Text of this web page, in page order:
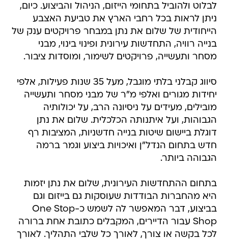
לבלוט ולהוביל בתחומי הייזום, הניהול והביצוע. כיום,
ניתן לראות בכל רחבי הארץ את טביעת האצבע
הייחודית של שלום את נתן במבחר פרויקטים ענק של
בנייה רוויה, התחדשות עירונית ופינוי בינוי, מבני
מסחר ותעשייה, פרויקטים לשימור, ומוסדות ציבור.
סיווג קבלני בלתי מוגבל, מעל 35 שנות פעילות, אלפי
יחידות מגורים ואלפי מ"ר של מבני מסחר ותעשייה
מובילים, מעידים על ניסיונה הרב, על יכולותיה
הגבוהות, ועל איתנותה הכלכלית. שלום את נתן
דוגלת ביישום שיטות בנייה חדשניות, המציבות רף
חדש בתחום הנדל"ן ואיכויות ביצוע וגמר ברמה
הגבוהה ביותר.
בתחום ההתחדשות העירונית, שלום את נתן יזמות
היא מהחברות הבודדות שעוסקות גם בייזום וגם
בביצוע, דבר המאפשר לה לשמש כ-One Stop
Shop עבור הדיירים, המקבלים כתובת אחת ברורה
לכל בקשה או צורך, לאורך כל שלבי התהליך. לאורך